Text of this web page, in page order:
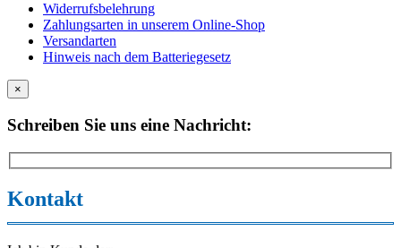
Widerrufsbelehrung
Zahlungsarten in unserem Online-Shop
Versandarten
Hinweis nach dem Batteriegesetz
×
Schreiben Sie uns eine Nachricht:
Kontakt